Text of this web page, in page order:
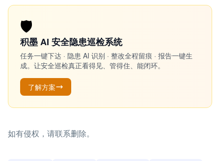
🛡️
积墨 AI 安全隐患巡检系统
任务一键下达 · 隐患 AI 识别 · 整改全程留痕 · 报告一键生
成。让安全巡检真正看得见、管得住、能闭环。
了解方案
如有侵权，请联系删除。